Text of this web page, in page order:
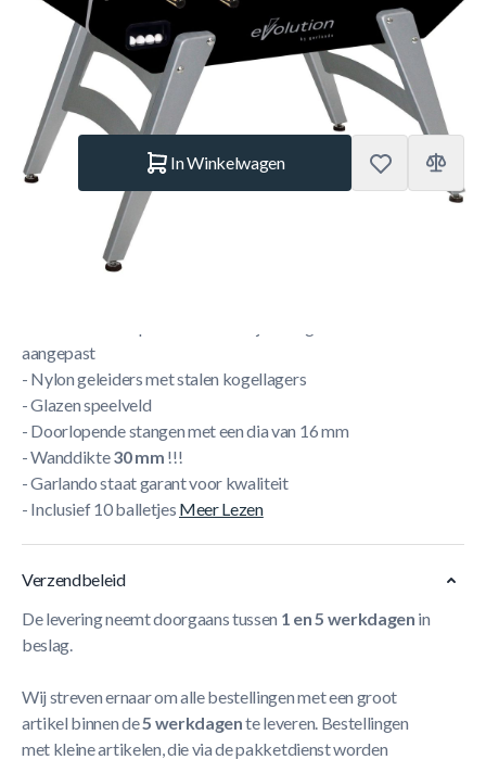
GAR.20128 Merk: Garlando
NIEUW
€ 1.529.– Op voorraad
Aantal
In Winkelwagen
Korte Beschrijving
aangepast
- Nylon geleiders met stalen kogellagers
- Glazen speelveld
- Doorlopende stangen met een dia van 16 mm
- Wanddikte30 mm !!!
- Garlando staat garant voor kwaliteit
- Inclusief 10 balletjes Meer Lezen
Verzendbeleid
De levering neemt doorgaans tussen 1 en 5 werkdagen in
beslag.
Wij streven ernaar om alle bestellingen met een groot
artikel binnen de5 werkdagente leveren. Bestellingen
met kleine artikelen, die via de pakketdienst worden